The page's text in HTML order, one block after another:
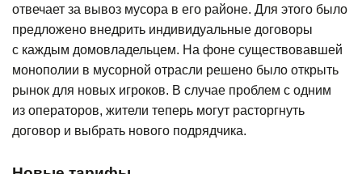
отвечает за вывоз мусора в его районе. Для этого было
предложено внедрить индивидуальные договоры
с каждым домовладельцем. На фоне существовавшей
монополии в мусорной отрасли решено было открыть
рынок для новых игроков. В случае проблем с одним
из операторов, жители теперь могут расторгнуть
договор и выбрать нового подрядчика.